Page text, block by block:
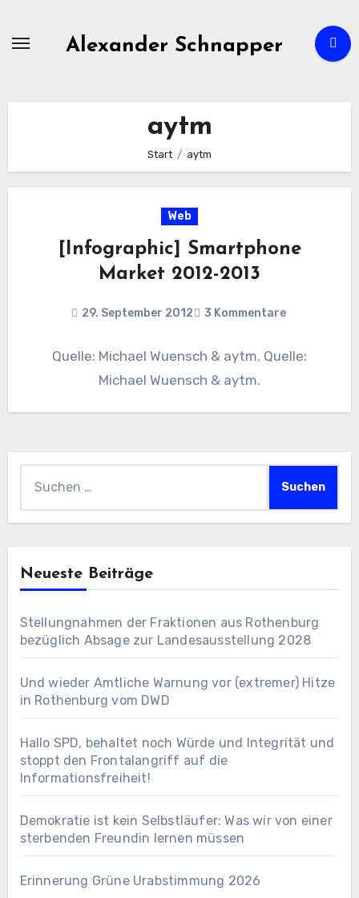
Alexander Schnapper
aytm
Start aytm
Web
[Infographic] Smartphone
Market 2012-2013
29. September 2012 3 Kommentare
Quelle: Michael Wuensch & aytm. Quelle:
Michael Wuensch & aytm.
Neueste Beiträge
Stellungnahmen der Fraktionen aus Rothenburg
bezüglich Absage zur Landesausstellung 2028
Und wieder Amtliche Warnung vor (extremer) Hitze
in Rothenburg vom DWD
Hallo SPD, behaltet noch Würde und Integrität und
stoppt den Frontalangriff auf die
Informationsfreiheit!
Demokratie ist kein Selbstläufer: Was wir von einer
sterbenden Freundin lernen müssen
Erinnerung Grüne Urabstimmung 2026